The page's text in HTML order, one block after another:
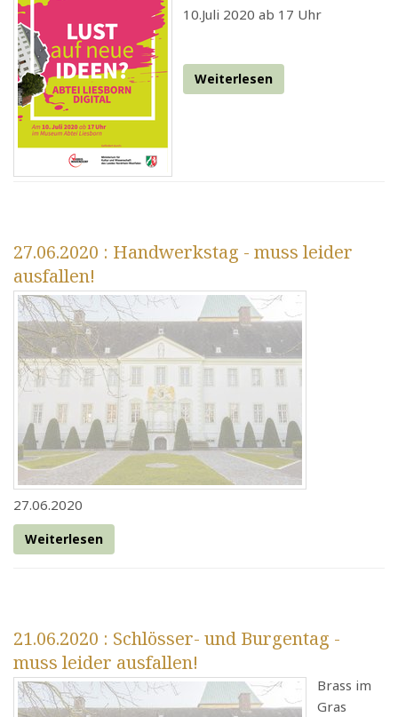
10.Juli 2020 ab 17 Uhr
Weiterlesen
27.06.2020 : Handwerkstag - muss leider
ausfallen!
27.06.2020
Weiterlesen
21.06.2020 : Schlösser- und Burgentag -
muss leider ausfallen!
Brass im
Gras